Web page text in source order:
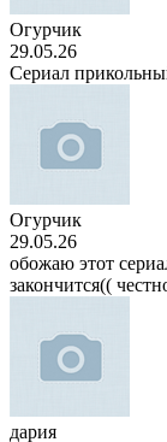
Огурчик
29.05.26
Сериал
Огурчик
29.05.26
обожаю этот
закончится((
дария